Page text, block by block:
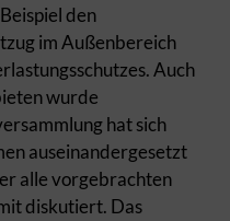
den
im Außenbereich
Auch
wurde
hat sich
auseinandergesetzt
alle vorgebrachten
diskutiert. Das